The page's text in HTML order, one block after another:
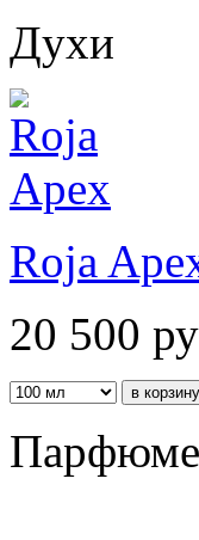
Духи
Roja
20 500